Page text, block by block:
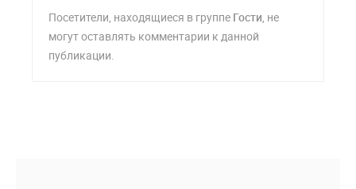
Посетители, находящиеся в группе Гости, не
могут оставлять комментарии к данной
публикации.